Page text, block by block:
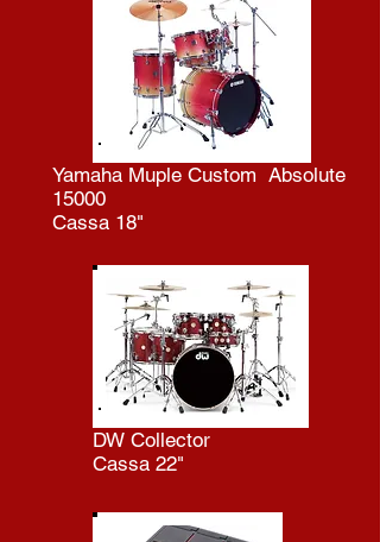
Yamaha Muple Custom Absolute
15000
Cassa 18"
DW Collector
Cassa 22"